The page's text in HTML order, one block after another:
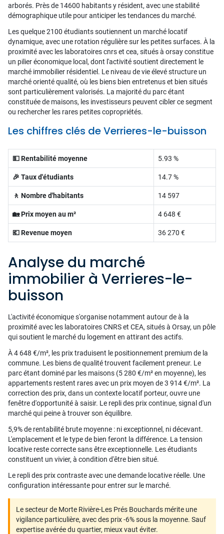
arborés. Près de 14600 habitants y résident, avec une stabilité
démographique utile pour anticiper les tendances du marché.
Les quelque 2100 étudiants soutiennent un marché locatif
dynamique, avec une rotation régulière sur les petites surfaces. À la
proximité avec les laboratoires cnrs et cea, situés à orsay constitue
un pilier économique local, dont l'activité soutient directement le
marché immobilier résidentiel. Le niveau de vie élevé structure un
marché orienté qualité, où les biens bien entretenus et bien situés
sont particulièrement valorisés. La majorité du parc étant
constituée de maisons, les investisseurs peuvent cibler ce segment
ou rechercher les rares petites copropriétés.
Les chiffres clés de Verrieres-le-buisson
💵 Rentabilité moyenne 5.93 %
🎉 Taux d'étudiants 14.7 %
🚶 Nombre d'habitants 14 597
🏡 Prix moyen au m² 4 648 €
💶 Revenue moyen 36 270 €
Analyse du marché
immobilier à Verrieres-le-
buisson
L'activité économique s'organise notamment autour de à la
proximité avec les laboratoires CNRS et CEA, situés à Orsay, un pôle
qui soutient le marché du logement en attirant des actifs.
À 4 648 €/m², les prix traduisent le positionnement premium de la
commune. Les biens de qualité trouvent facilement preneur. Le
parc étant dominé par les maisons (5 280 €/m² en moyenne), les
appartements restent rares avec un prix moyen de 3 914 €/m². La
correction des prix, dans un contexte locatif porteur, ouvre une
fenêtre d'opportunité à saisir. Le repli des prix continue, signal d'un
marché qui peine à trouver son équilibre.
5,9% de rentabilité brute moyenne : ni exceptionnel, ni décevant.
L'emplacement et le type de bien feront la différence. La tension
locative reste correcte sans être exceptionnelle. Les étudiants
constituent un vivier, à condition d'être bien situé.
Le repli des prix contraste avec une demande locative réelle. Une
configuration intéressante pour entrer sur le marché.
Le secteur de Morte Rivière-Les Prés Bouchards mérite une
vigilance particulière, avec des prix -6% sous la moyenne. Sauf
expertise avérée du quartier, mieux vaut éviter.